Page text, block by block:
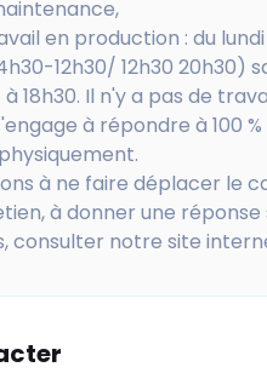
en production : du
12h30/ 12h30 20h30)
18h30. Il n'y a pas de
à répondre à 100
à ne faire déplacer le
à donner une réponse
consulter notre site